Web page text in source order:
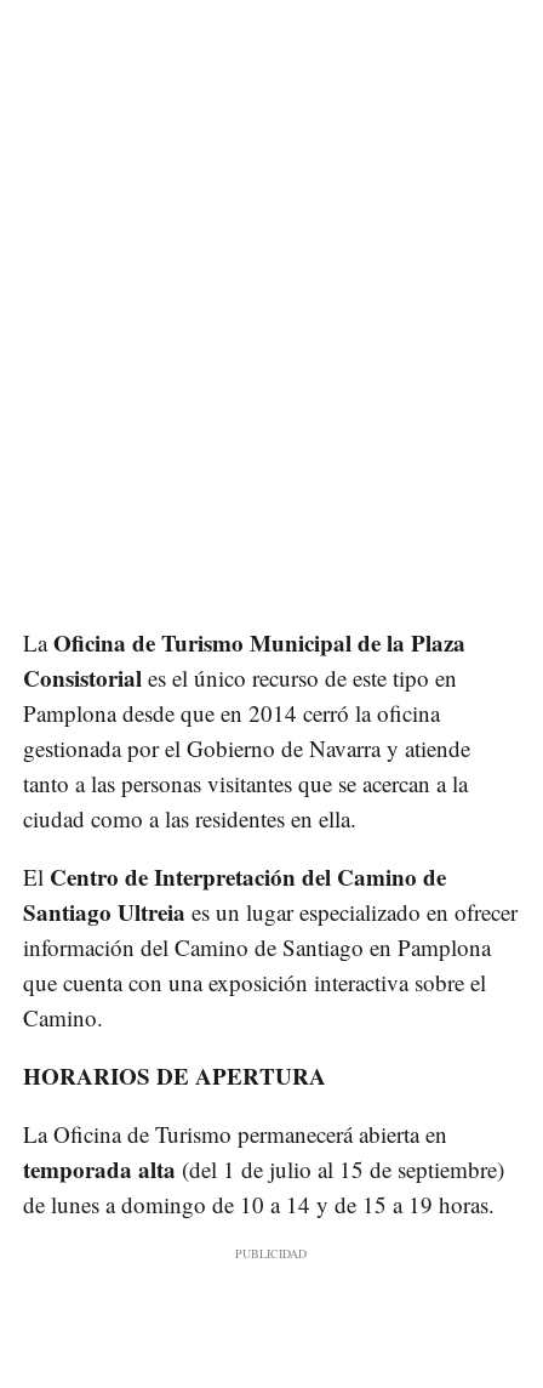
LaOficina de Turismo Municipal de la Plaza
Consistorial es el único recurso de este tipo en
Pamplona desde que en 2014 cerró la oficina
gestionada por el Gobierno de Navarra y atiende
tanto a las personas visitantes que se acercan a la
ciudad como a las residentes en ella.
El Centro de Interpretación del Camino de
Santiago Ultreia es un lugar especializado en ofrecer
información del Camino de Santiago en Pamplona
que cuenta con una exposición interactiva sobre el
Camino.
HORARIOS DE APERTURA
La Oficina de Turismo permanecerá abierta en
temporada alta (del 1 de julio al 15 de septiembre)
de lunes a domingo de 10 a 14 y de 15 a 19 horas.